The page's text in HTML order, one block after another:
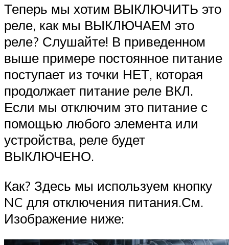
Теперь мы хотим ВЫКЛЮЧИТЬ это
реле, как мы ВЫКЛЮЧАЕМ это
реле? Слушайте! В приведенном
выше примере постоянное питание
поступает из точки НЕТ, которая
продолжает питание реле ВКЛ.
Если мы отключим это питание с
помощью любого элемента или
устройства, реле будет
ВЫКЛЮЧЕНО.
Как? Здесь мы используем кнопку
NC для отключения питания.См.
Изображение ниже: